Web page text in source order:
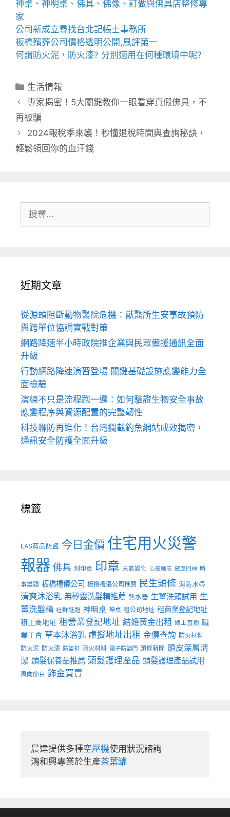
神桌、 神明桌 、 佛具 、佛像、訂做與佛具店整修專
家
公司新成立尋找台北記帳士事務所
板橋殯葬公司價格透明公開,風評第一
何謂 防火泥 ， 防火漆? 分別適用在何種環境中呢?
分
類
生活情報
專家揭密！5大關鍵教你一眼看穿真假佛具，不
再被騙
2024報稅季來襲！秒懂退稅時間與查詢秘訣，
輕鬆領回你的血汗錢
尋:
近期文章
從源頭阻斷動物醫院危機：獸醫所生安事故預防
與跨單位協調實戰對策
網路降速半小時政院推企業與民眾備援通訊全面
升級
行動網路降速演習登場 關鍵基礎設施應變能力全
面檢驗
演練不只是流程跑一遍：如何驗證生物安全事故
應變程序與資源配置的完整韌性
科技聯防再進化！台灣攔截釣魚網站成效揭密，
通訊安全防護全面升級
標籤
EAS商品防盜 今日金價 住宅用火災警
報器 佛具 刻印章 印章 天氣變化 心靈勵志 感應門神 時
事議題 板橋禮儀公司 板橋禮儀公司推薦 民生頭條 消防水帶
清爽沐浴乳 無矽靈洗髮精推薦 熱水器 生薑洗頭試用 生
薑洗髮精 社群話題 神明桌 神桌 租公司地址 租商業登記地址
租工商地址 租營業登記地址 結婚黃金出租 線上直播 職
業工會 草本沐浴乳 虛擬地址出租 金價查詢 防火材料
防火泥 防火漆 防盜扣 阻火材料 電子防盜門 頭條新聞 頭皮深層清
潔 頭髮保養品推薦 頭髮護理產品 頭髮護理產品試用
風向節目 飾金買賣
晨達提供多種空壓機使用狀況諮詢
鴻和興專業於生產茶葉罐